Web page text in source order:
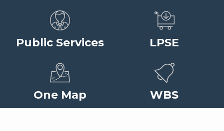
Public Services LPSE
One Map WBS